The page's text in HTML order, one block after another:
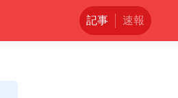
記事 速報